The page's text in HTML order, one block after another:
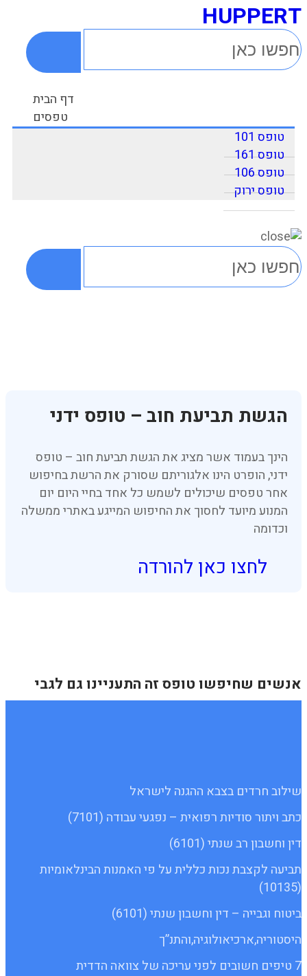
HUPPERT
דף הבית
טפסים
טופס 101
טופס 161
טופס 106
טופס ירוק
הגשת תביעת חוב – טופס ידני
הינך בעמוד אשר מציג את הגשת תביעת חוב – טופס
ידני, הופרט הינו אלגוריתם שסורק את הרשת בחיפוש
אחר טפסים שיכולים לשמש כל אחד בחיי היום יום
המנוע מיועד לחסוך את החיפוש המייגע באתרי ממשלה
וכדומה
לחצו כאן להורדה
אנשים שחיפשו טופס זה התעניינו גם לגבי
שילוב חרדים בצבא ההגנה לישראל
כתב ויתור סודיות רפואית – נפגעי עבודה (7101)
דין וחשבון רב שנתי (6101)
תביעה לקצבת נכות כללית על פי האמנות הבינלאומיות
(10135)
ביטוח וגבייה – דין וחשבון שנתי (6101)
היסטוריה,ארכיאולוגיה,והתנ”ך
7 טיפים חשובים לפני עריכה של צוואה הדדית